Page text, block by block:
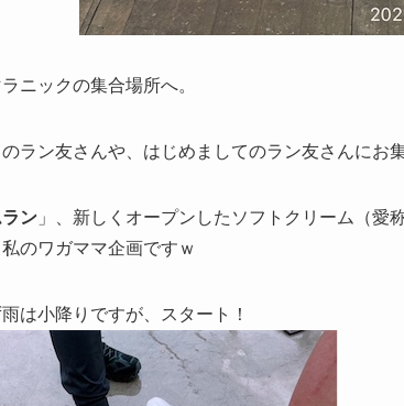
ニックの集合場所へ。
ラン友さんや、はじめましてのラン友さんにお
ン 」、新しくオープンしたソフトクリーム（愛
のワガママ企画ですｗ
は小降りですが、スタート！